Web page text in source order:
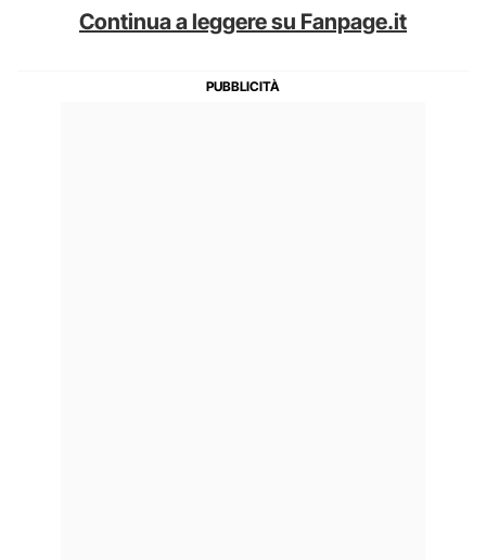
Continua a leggere su Fanpage.it